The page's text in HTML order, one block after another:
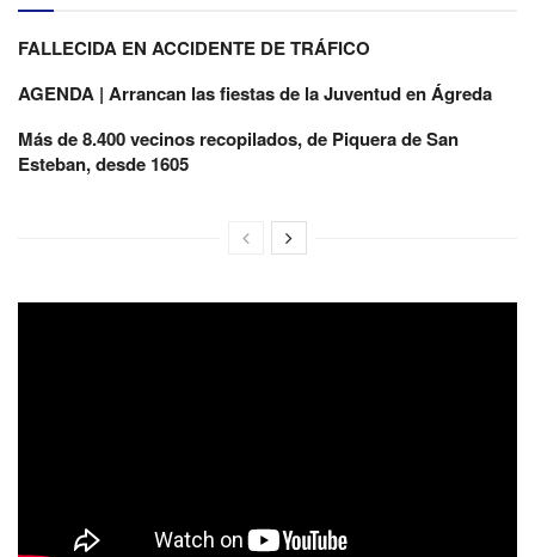
FALLECIDA EN ACCIDENTE DE TRÁFICO
AGENDA | Arrancan las fiestas de la Juventud en Ágreda
Más de 8.400 vecinos recopilados, de Piquera de San
Esteban, desde 1605